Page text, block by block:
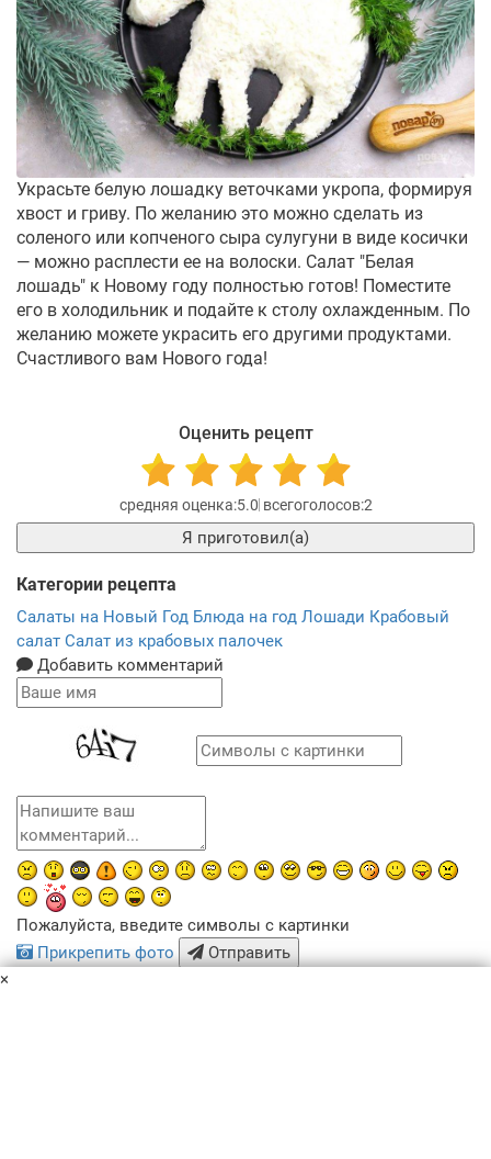
Украсьте белую лошадку веточками укропа, формируя
хвост и гриву. По желанию это можно сделать из
соленого или копченого сыра сулугуни в виде косички
— можно расплести ее на волоски. Салат "Белая
лошадь" к Новому году полностью готов! Поместите
его в холодильник и подайте к столу охлажденным. По
желанию можете украсить его другими продуктами.
Счастливого вам Нового года!
Оценить рецепт
5.0 2
Я приготовил(а)
Категории рецепта
Салаты на Новый Год Блюда на год Лошади Крабовый
салат Салат из крабовых палочек
Добавить комментарий
Пожалуйста, введите символы с картинки
Прикрепить фото
Отправить
×